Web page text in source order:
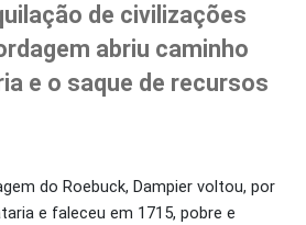
de civilizações
abriu caminho
e o saque de recursos
do Roebuck, Dampier voltou, por
e faleceu em 1715, pobre e